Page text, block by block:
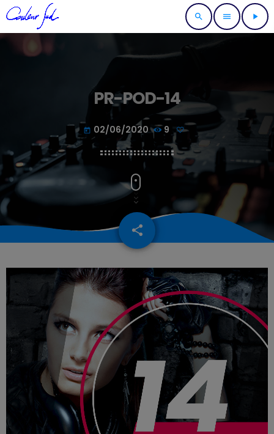
search menu play_arrow
PR-POD-14
today 02/06/2020 9
share
email